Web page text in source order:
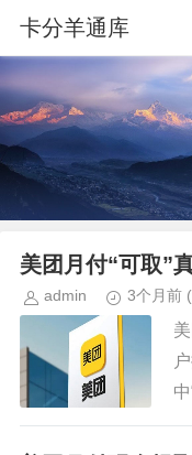
卡分羊通库
美团月付“可取”
admin 3个月前